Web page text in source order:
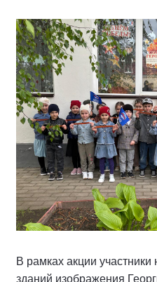
В рамках акции
зданий изображения